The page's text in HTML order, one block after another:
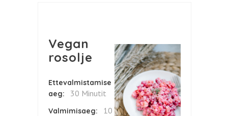
Vegan
rosolje
Ettevalmistamise
aeg:
30 Minutit
Valmimisaeg:
10